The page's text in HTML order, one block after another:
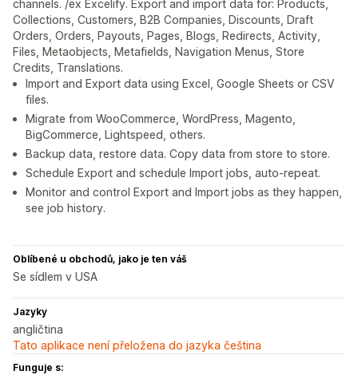
channels. /ex Excelify. Export and import data for: Products,
Collections, Customers, B2B Companies, Discounts, Draft
Orders, Orders, Payouts, Pages, Blogs, Redirects, Activity,
Files, Metaobjects, Metafields, Navigation Menus, Store
Credits, Translations.
Import and Export data using Excel, Google Sheets or CSV
files.
Migrate from WooCommerce, WordPress, Magento,
BigCommerce, Lightspeed, others.
Backup data, restore data. Copy data from store to store.
Schedule Export and schedule Import jobs, auto-repeat.
Monitor and control Export and Import jobs as they happen,
see job history.
Oblíbené u obchodů, jako je ten váš
Se sídlem v USA
Jazyky
angličtina
Tato aplikace není přeložena do jazyka čeština
Funguje s: